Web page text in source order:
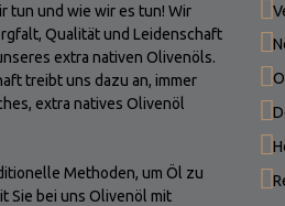
tun und wie wir es tun! Wir
Qualität und Leidenschaft
extra nativen Olivenöls.
treibt uns dazu an, immer
extra natives Olivenöl
Methoden, um Öl zu
Sie bei uns Olivenöl mit